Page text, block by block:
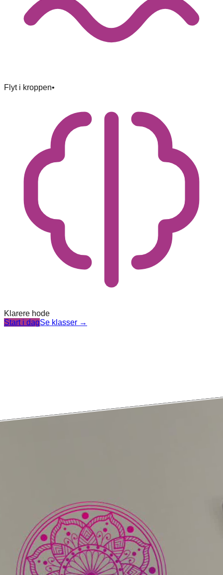
Flyt i kroppen•
Klarere hode
Start i dagSe klasser →